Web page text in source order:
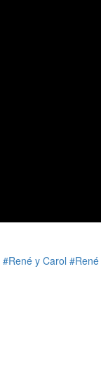
#René y Carol #René